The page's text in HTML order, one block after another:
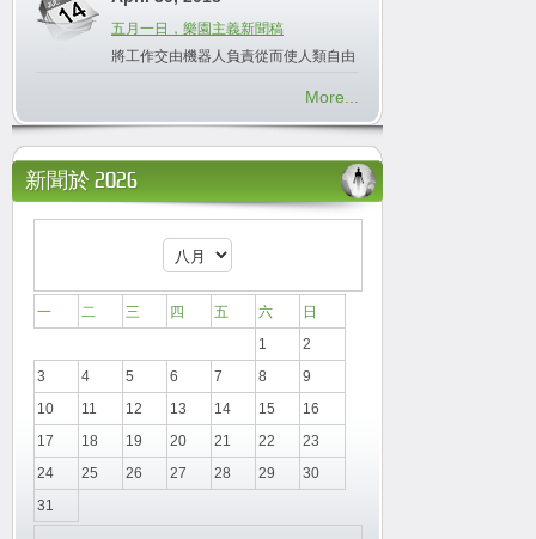
五月一日，樂園主義新聞稿
將工作交由機器人負責從而使人類自由
More...
新聞於 2026
一 二 三 四 五 六
日
1
2
3
4 5 6 7 8
9
10
11 12 13 14 15
16
17
18 19 20 21 22
23
24
25 26 27 28 29
30
31